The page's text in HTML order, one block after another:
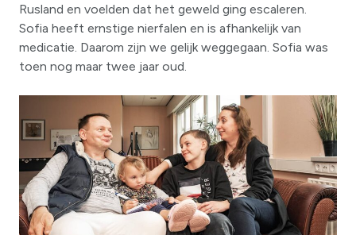
Rusland en voelden dat het geweld ging escaleren.
Sofia heeft ernstige nierfalen en is afhankelijk van
medicatie. Daarom zijn we gelijk weggegaan. Sofia was
toen nog maar twee jaar oud.